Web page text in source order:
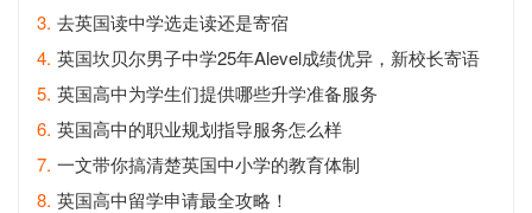
3. 去英国读中学选走读还是寄宿
4. 英国坎贝尔男子中学25年Alevel成绩优异，新校长寄语
5. 英国高中为学生们提供哪些升学准备服务
6. 英国高中的职业规划指导服务怎么样
7. 一文带你搞清楚英国中小学的教育体制
8. 英国高中留学申请最全攻略！